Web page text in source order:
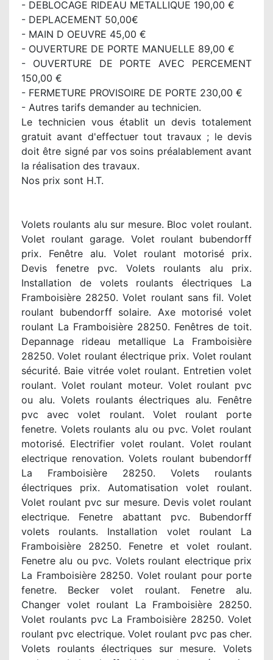
- DEBLOCAGE RIDEAU METALLIQUE 190,00 €
- DEPLACEMENT 50,00€
- MAIN D OEUVRE 45,00 €
- OUVERTURE DE PORTE MANUELLE 89,00 €
- OUVERTURE DE PORTE AVEC PERCEMENT
150,00 €
- FERMETURE PROVISOIRE DE PORTE 230,00 €
- Autres tarifs demander au technicien.
Le technicien vous établit un devis totalement
gratuit avant d'effectuer tout travaux ; le devis
doit être signé par vos soins préalablement avant
la réalisation des travaux.
Nos prix sont H.T.
Volets roulants alu sur mesure. Bloc volet roulant.
Volet roulant garage. Volet roulant bubendorff
prix. Fenêtre alu. Volet roulant motorisé prix.
Devis fenetre pvc. Volets roulants alu prix.
Installation de volets roulants électriques La
Framboisière 28250. Volet roulant sans fil. Volet
roulant bubendorff solaire. Axe motorisé volet
roulant La Framboisière 28250. Fenêtres de toit.
Depannage rideau metallique La Framboisière
28250. Volet roulant électrique prix. Volet roulant
sécurité. Baie vitrée volet roulant. Entretien volet
roulant. Volet roulant moteur. Volet roulant pvc
ou alu. Volets roulants électriques alu. Fenêtre
pvc avec volet roulant. Volet roulant porte
fenetre. Volets roulants alu ou pvc. Volet roulant
motorisé. Electrifier volet roulant. Volet roulant
electrique renovation. Volets roulant bubendorff
La Framboisière 28250. Volets roulants
électriques prix. Automatisation volet roulant.
Volet roulant pvc sur mesure. Devis volet roulant
electrique. Fenetre abattant pvc. Bubendorff
volets roulants. Installation volet roulant La
Framboisière 28250. Fenetre et volet roulant.
Fenetre alu ou pvc. Volets roulant electrique prix
La Framboisière 28250. Volet roulant pour porte
fenetre. Becker volet roulant. Fenetre alu.
Changer volet roulant La Framboisière 28250.
Volet roulants pvc La Framboisière 28250. Volet
roulant pvc electrique. Volet roulant pvc pas cher.
Volets roulants électriques sur mesure. Volets